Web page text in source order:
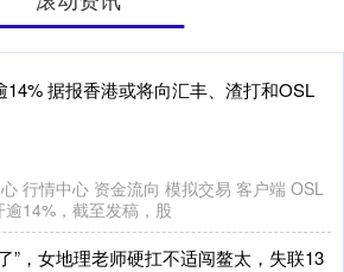
套卖到近4亿，豪宅成交创近三年新高
骆一帆 多家机构的数据显示，上周（7 月
房市场出现量价齐
国外长通话 重点讨论霍尔木兹海峡问